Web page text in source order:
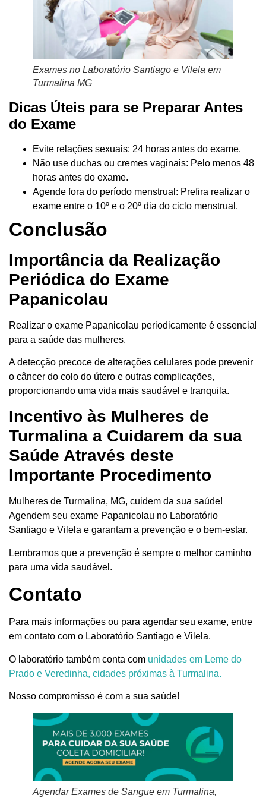
Exames no Laboratório Santiago e Vilela em
Turmalina MG
Dicas Úteis para se Preparar Antes
do Exame
Evite relações sexuais: 24 horas antes do exame.
Não use duchas ou cremes vaginais: Pelo menos 48
horas antes do exame.
Agende fora do período menstrual: Prefira realizar o
exame entre o 10º e o 20º dia do ciclo menstrual.
Conclusão
Importância da Realização
Periódica do Exame
Papanicolau
Realizar o exame Papanicolau periodicamente é essencial
para a saúde das mulheres.
A detecção precoce de alterações celulares pode prevenir
o câncer do colo do útero e outras complicações,
proporcionando uma vida mais saudável e tranquila.
Incentivo às Mulheres de
Turmalina a Cuidarem da sua
Saúde Através deste
Importante Procedimento
Mulheres de Turmalina, MG, cuidem da sua saúde!
Agendem seu exame Papanicolau no Laboratório
Santiago e Vilela e garantam a prevenção e o bem-estar.
Lembramos que a prevenção é sempre o melhor caminho
para uma vida saudável.
Contato
Para mais informações ou para agendar seu exame, entre
em contato com o Laboratório Santiago e Vilela.
O laboratório também conta com unidades em Leme do
Prado e Veredinha, cidades próximas à Turmalina.
Nosso compromisso é com a sua saúde!
Agendar Exames de Sangue em Turmalina,